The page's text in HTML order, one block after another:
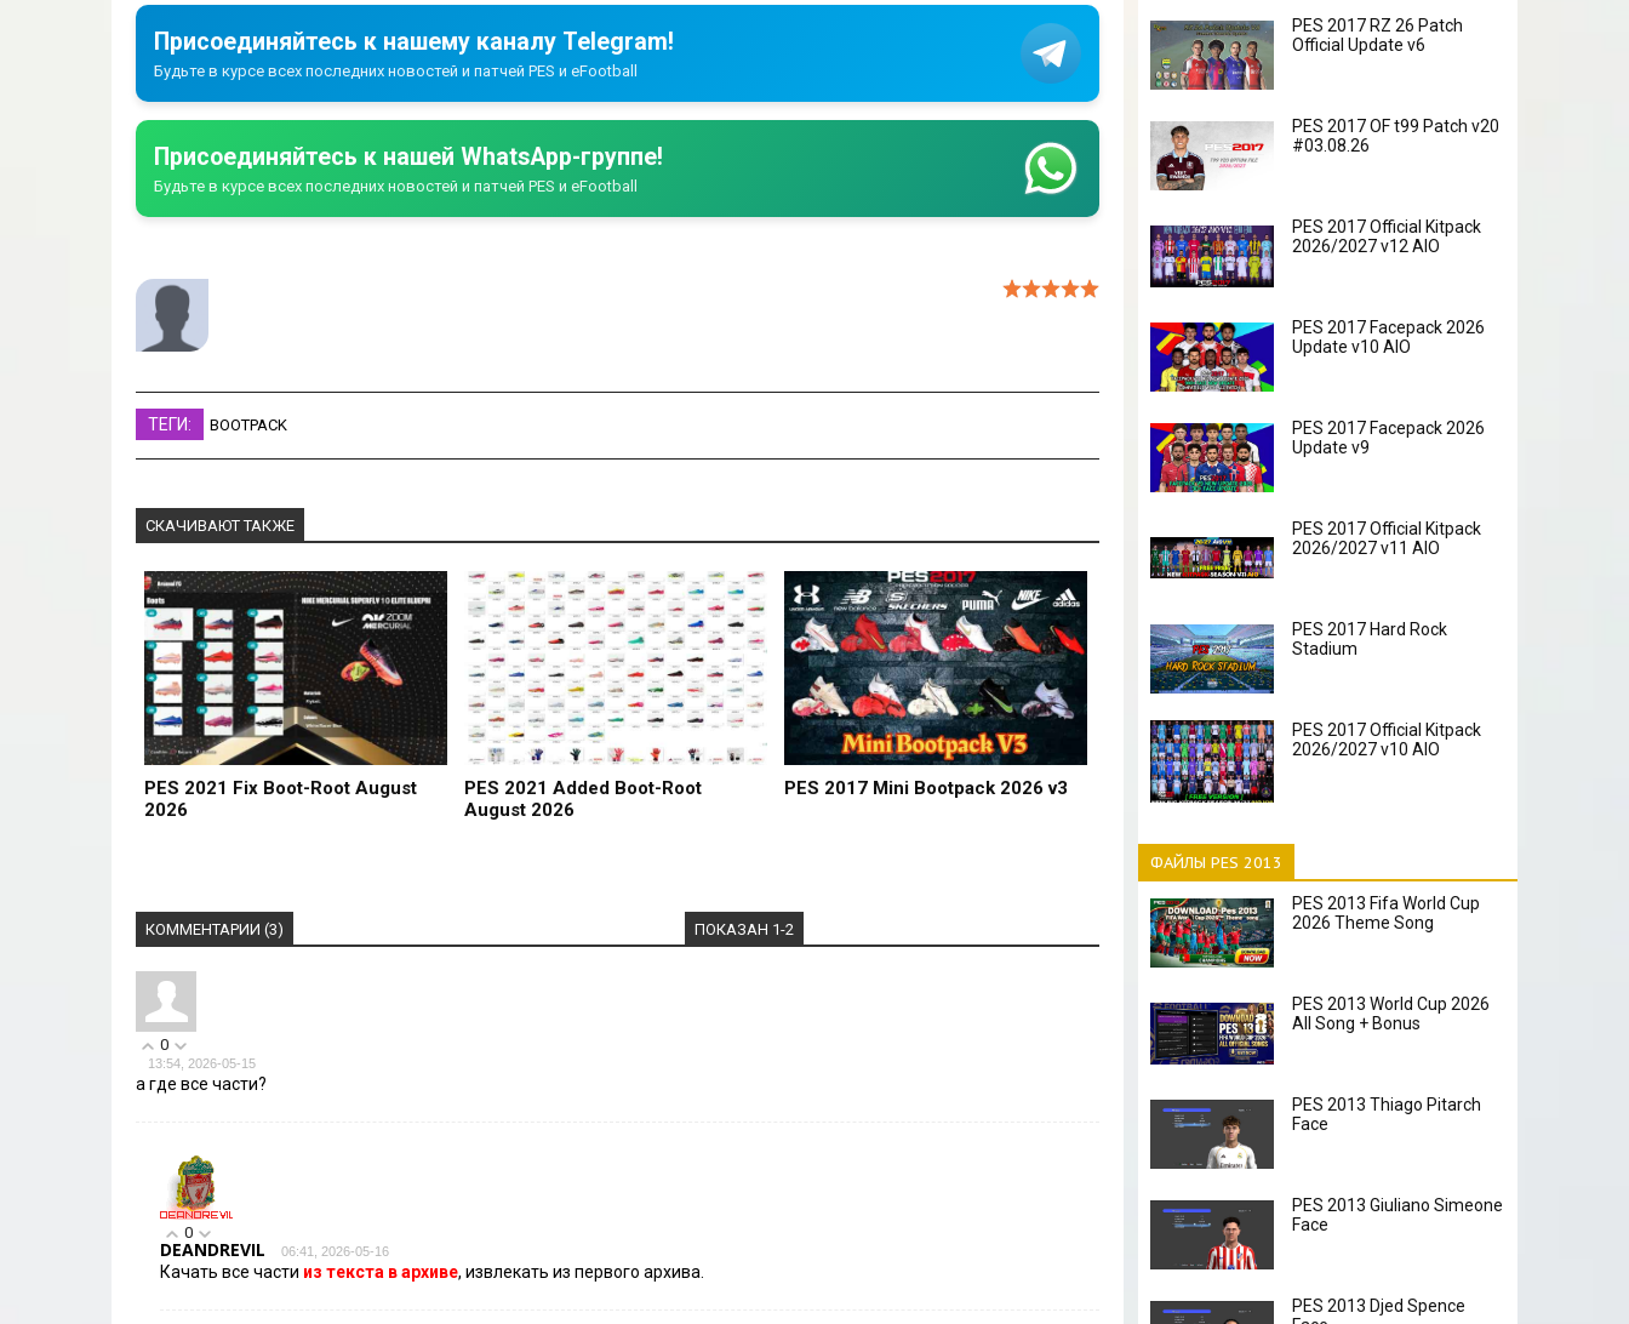
Присоединяйтесь к нашему каналу Telegram!
Будьте в курсе всех последних новостей и патчей PES и eFootball
Присоединяйтесь к нашей WhatsApp-группе!
Будьте в курсе всех последних новостей и патчей PES и eFootball
ТЕГИ: BOOTPACK
СКАЧИВАЮТ ТАКЖЕ
PES 2021 Fix Boot-Root August
2026
PES 2021 Added Boot-Root
August 2026
PES 2017 Mini Bootpack 2026 v3
КОММЕНТАРИИ (3) ПОКАЗАН 1-2
0
13:54, 2026-05-15
а где все части?
0
DEANDREVIL 06:41, 2026-05-16
Качать все части из текста в архиве, извлекать из первого архива.
PES 2017 RZ 26 Patch
Official Update v6
PES 2017 OF t99 Patch v20
#03.08.26
PES 2017 Official Kitpack
2026/2027 v12 AIO
PES 2017 Facepack 2026
Update v10 AIO
PES 2017 Facepack 2026
Update v9
PES 2017 Official Kitpack
2026/2027 v11 AIO
PES 2017 Hard Rock
Stadium
PES 2017 Official Kitpack
2026/2027 v10 AIO
ФАЙЛЫ PES 2013
PES 2013 Fifa World Cup
2026 Theme Song
PES 2013 World Cup 2026
All Song + Bonus
PES 2013 Thiago Pitarch
Face
PES 2013 Giuliano Simeone
Face
PES 2013 Djed Spence